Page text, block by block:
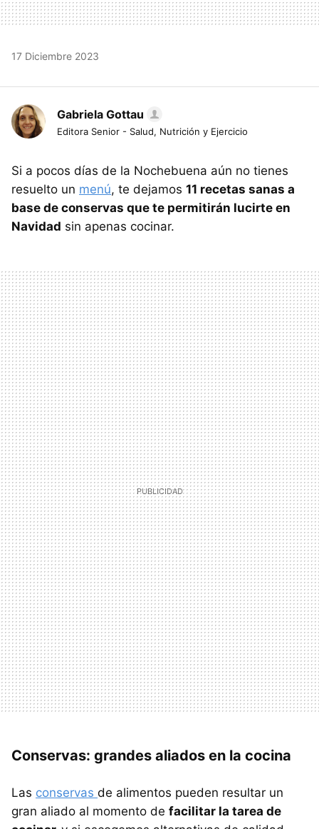
17 Diciembre 2023
Gabriela Gottau
Editora Senior - Salud, Nutrición y Ejercicio
Si a pocos días de la Nochebuena aún no tienes
resuelto un menú, te dejamos 11 recetas sanas a
base de conservas que te permitirán lucirte en
Navidad sin apenas cocinar.
Conservas: grandes aliados en la cocina
Las conservas de alimentos pueden resultar un
gran aliado al momento de facilitar la tarea de